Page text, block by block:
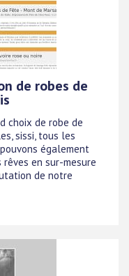
de robes de
choix de robe de
sissi, tous les
également
en sur-mesure
de notre